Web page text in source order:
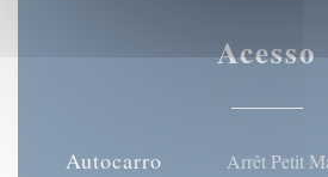
Acesso
Autocarro Arrêt Petit